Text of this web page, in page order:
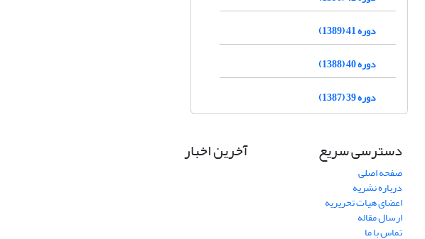
دوره 41 (1389)
دوره 40 (1388)
دوره 39 (1387)
دسترسی سریع
صفحه اصلی
درباره نشریه
اعضای هیات تحریریه
ارسال مقاله
تماس با ما
آخرین اخبار